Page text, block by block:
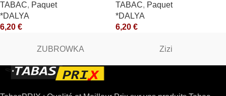
TABAC, Paquet
*DALYA
6,20 €
TABAC, Paquet
*DALYA
6,20 €
ZUBROWKA Zizi